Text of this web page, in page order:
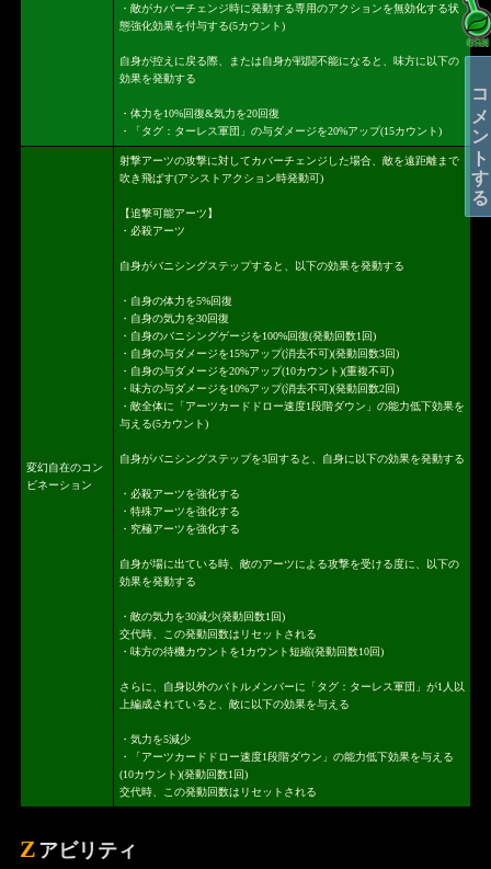
・敵がカバーチェンジ時に発動する専用のアクションを無効化する状
態強化効果を付与する(5カウント)
自身が控えに戻る際、または自身が戦闘不能になると、味方に以下の
効果を発動する
・体力を10%回復&気力を20回復
・「タグ：ターレス軍団」の与ダメージを20%アップ(15カウント)
変幻自在のコン
ビネーション
射撃アーツの攻撃に対してカバーチェンジした場合、敵を遠距離まで
吹き飛ばす(アシストアクション時発動可)
【追撃可能アーツ】
・必殺アーツ
自身がバニシングステップすると、以下の効果を発動する
・自身の体力を5%回復
・自身の気力を30回復
・自身のバニシングゲージを100%回復(発動回数1回)
・自身の与ダメージを15%アップ(消去不可)(発動回数3回)
・自身の与ダメージを20%アップ(10カウント)(重複不可)
・味方の与ダメージを10%アップ(消去不可)(発動回数2回)
・敵全体に「アーツカードドロー速度1段階ダウン」の能力低下効果を
与える(5カウント)
自身がバニシングステップを3回すると、自身に以下の効果を発動する
・必殺アーツを強化する
・特殊アーツを強化する
・究極アーツを強化する
自身が場に出ている時、敵のアーツによる攻撃を受ける度に、以下の
効果を発動する
・敵の気力を30減少(発動回数1回)
交代時、この発動回数はリセットされる
・味方の待機カウントを1カウント短縮(発動回数10回)
さらに、自身以外のバトルメンバーに「タグ：ターレス軍団」が1人以
上編成されていると、敵に以下の効果を与える
・気力を5減少
・「アーツカードドロー速度1段階ダウン」の能力低下効果を与える
(10カウント)(発動回数1回)
交代時、この発動回数はリセットされる
Z アビリティ
コメントする